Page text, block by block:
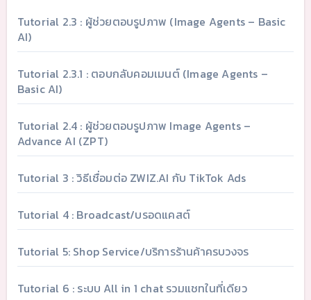
Tutorial 2.3 : ผู้ช่วยตอบรูปภาพ (Image Agents – Basic
AI)
Tutorial 2.3.1 : ตอบกลับคอมเมนต์ (Image Agents –
Basic AI)
Tutorial 2.4 : ผู้ช่วยตอบรูปภาพ Image Agents –
Advance AI (ZPT)
Tutorial 3 : วิธีเชื่อมต่อ ZWIZ.AI กับ TikTok Ads
Tutorial 4 : Broadcast/บรอดแคสต์
Tutorial 5: Shop Service/บริการร้านค้าครบวงจร
Tutorial 6 : ระบบ All in 1 chat รวมแชทในที่เดียว